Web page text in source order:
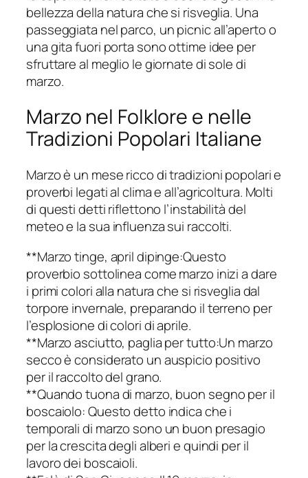
bellezza della natura che si risveglia. Una
passeggiata nel parco, un picnic all’aperto o
una gita fuori porta sono ottime idee per
sfruttare al meglio le giornate di sole di
marzo.
Marzo nel Folklore e nelle
Tradizioni Popolari Italiane
Marzo è un mese ricco di tradizioni popolari e
proverbi legati al clima e all’agricoltura. Molti
di questi detti riflettono l’instabilità del
meteo e la sua influenza sui raccolti.
**Marzo tinge, april dipinge:Questo
proverbio sottolinea come marzo inizi a dare
i primi colori alla natura che si risveglia dal
torpore invernale, preparando il terreno per
l’esplosione di colori di aprile.
**Marzo asciutto, paglia per tutto:Un marzo
secco è considerato un auspicio positivo
per il raccolto del grano.
**Quando tuona di marzo, buon segno per il
boscaiolo: Questo detto indica che i
temporali di marzo sono un buon presagio
per la crescita degli alberi e quindi per il
lavoro dei boscaioli.